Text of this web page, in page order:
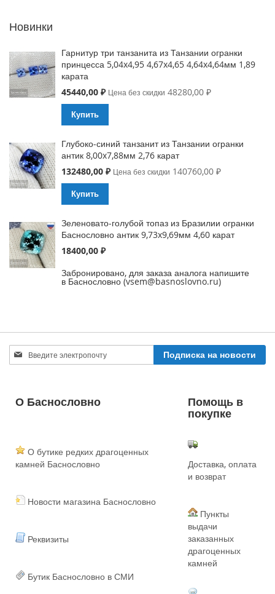
Новинки
Гарнитур три танзанита из Танзании огранки
принцесса 5,04x4,95 4,67x4,65 4,64x4,64мм 1,89
карата
Special
45440,00 ₽ Цена без скидки 48280,00 ₽
Купить
Глубоко-синий танзанит из Танзании огранки
антик 8,00x7,88мм 2,76 карат
Special
132480,00 ₽ Цена без скидки 140760,00 ₽
Купить
Зеленовато-голубой топаз из Бразилии огранки
Баснословно антик 9,73x9,69мм 4,60 карат
18400,00 ₽
Забронировано, для заказа аналога напишите
в Баснословно (vsem@basnoslovno.ru)
Sign
Up
Newsletter:
Подписка на новости
О Баснословно Помощь в
покупке
О бутике редких драгоценных
камней Баснословно
Новости магазина Баснословно
Реквизиты
Бутик Баснословно в СМИ
Доставка, оплата
и возврат
Пункты
выдачи
заказанных
драгоценных
камней